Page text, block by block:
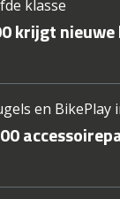
klasse
krijgt
en BikePlay